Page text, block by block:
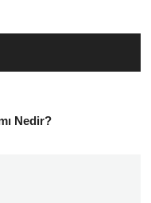
Nedir?